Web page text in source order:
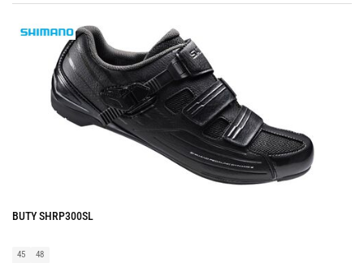
BUTY SHRP300SL
45 48